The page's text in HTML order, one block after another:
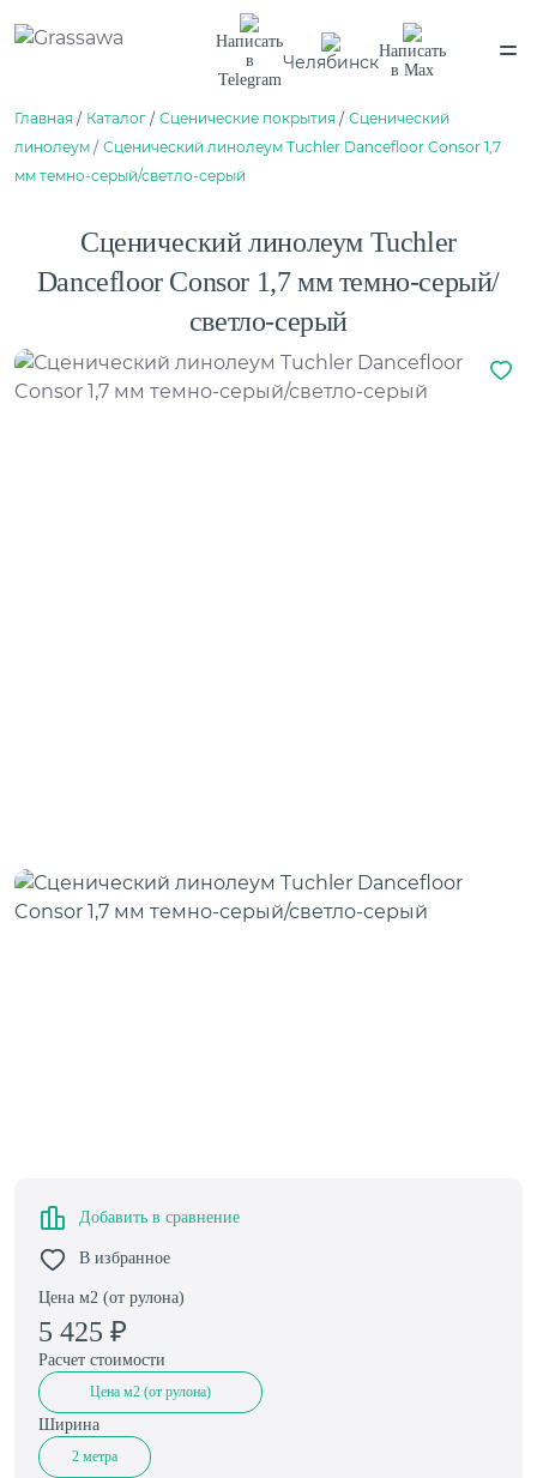
Написать
в
Telegram
Челябинск
Написать
в Max
Написать в
О компании
Вакансии
Нам доверяют
Сертификаты
Отзывы
Способы оплаты
Спортивная
Декоративная
Высокая
Монофиламентная
Балетный пол
Сценический линолеум
Спортивный паркет
Спортивный линолеум
Главная Каталог Сценические покрытия
Сценический
линолеум
Сценический линолеум Tuchler Dancefloor Consor 1,7
мм темно-серый/светло-серый
Сценический линолеум Tuchler
Dancefloor Consor 1,7 мм темно-серый/
светло-серый
Цена м2 (от рулона)
5 425 ₽
Добавить в сравнение
В избранное
Расчет стоимости
Цена м2 (от рулона)
Ширина
2 метра